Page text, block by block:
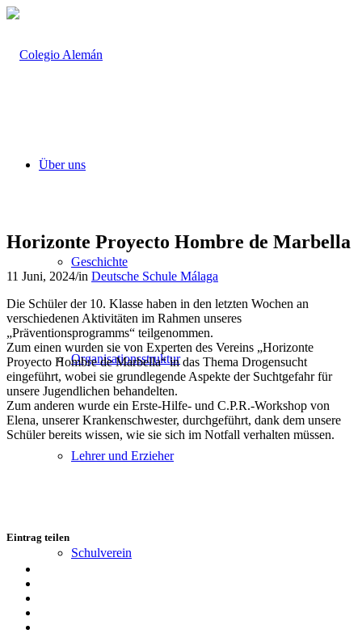
Über uns
Geschichte
Organisationsstruktur
Lehrer und Erzieher
Schulverein
Horizonte Proyecto Hombre de Marbella
11 Juni, 2024/in Deutsche Schule Málaga
Die Schüler der 10. Klasse haben in den letzten Wochen an
verschiedenen Aktivitäten im Rahmen unseres
„Präventionsprogramms“ teilgenommen.
Zum einen wurden sie von Experten des Vereins „Horizonte
Proyecto Hombre de Marbella“ in das Thema Drogensucht
eingeführt, wobei sie grundlegende Aspekte der Suchtgefahr für
unsere Jugendlichen behandelten.
Zum anderen wurde ein Erste-Hilfe- und C.P.R.-Workshop von
Elena, unserer Krankenschwester, durchgeführt, dank dem unsere
Schüler bereits wissen, wie sie sich im Notfall verhalten müssen.
Eintrag teilen